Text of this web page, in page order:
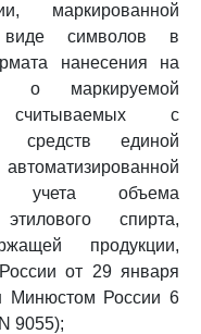
маркированной
символов в
нанесения на
о маркируемой
считываемых с
средств единой
учета объема
спирта,
продукции,
от 29 января
Минюстом России 6
9055);